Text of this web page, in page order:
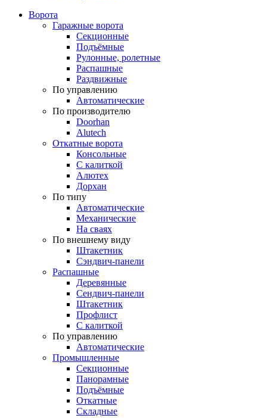
Ворота
Гаражные ворота
Секционные
Подъёмные
Рулонные, ролетные
Распашные
Раздвижные
По управлению
Автоматические
По производителю
Doorhan
Alutech
Откатные ворота
Консольные
С калиткой
Алютех
Дорхан
По типу
Автоматические
Механические
На сваях
По внешнему виду
Штакетник
Сэндвич-панели
Распашные
Деревянные
Сендвич-панели
Штакетник
Профлист
С калиткой
По управлению
Автоматические
Промышленные
Секционные
Панорамные
Подъёмные
Откатные
Складные